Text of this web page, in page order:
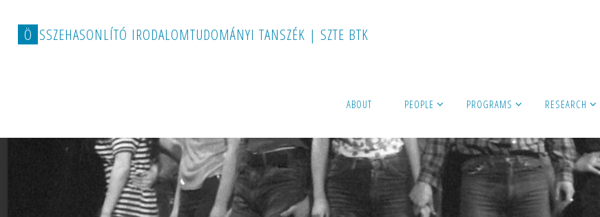
Ö SSZEHASONL ÍTÓ IRODAL OMTUDOMÁNYI TANSZÉK | SZTE BTK
ABOUT PEOPLE PROGRAMS RESEARCH